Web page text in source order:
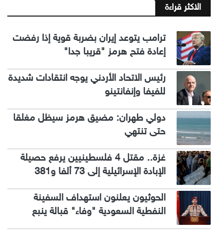
الاكثر قراءة
ترامب يتوعد إيران بضربة قوية إذا رفضت
إعادة فتح هرمز "قريبا جدا"
رئيس الاتحاد الأردني يوجه انتقادات شديدة
للفيفا وإنفانتينو
دولي طهران: مضيق هرمز سيظل مغلقا
حتى تنتهي
غزة.. مقتل 4 فلسطينيين يرفع حصيلة
الإبادة الإسرائيلية إلى 73 ألفا و381
الحوثيون يعلنون استهداف السفينة
النفطية السعودية "وفاء" قبالة ينبع